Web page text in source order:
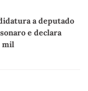
a deputado
e declara
mil